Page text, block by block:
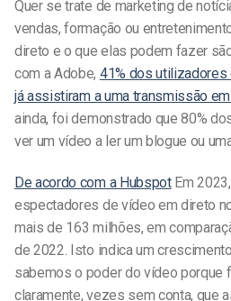
Quer se trate de marketing de
vendas, formação ou
direto e o que elas podem fazer
com a Adobe, 41% dos utilizadores
já assistiram a uma transmissão
ainda, foi demonstrado que 80%
ver um vídeo a ler um blogue ou
De acordo com a HubspotEm
espectadores de vídeo em direto
mais de 163 milhões, em
de 2022. Isto indica um
sabemos o poder do vídeo porque
claramente, vezes sem conta, que